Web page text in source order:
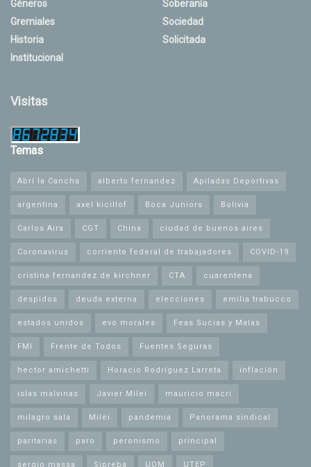
Géneros
Gremiales
Historia
Institucional
Soberanía
Sociedad
Solicitada
Visitas
Temas
Abrí la Cancha alberto fernandez Apiladas Deportivas
argentina axel kicillof Boca Juniors Bolivia
Carlos Aira CGT China ciudad de buenos aires
Coronavirus corriente federal de trabajadores COVID-19
cristina fernandez de kirchner CTA cuarentena
despidos deuda externa elecciones emilia trabucco
estados unidos evo morales Feas Sucias y Malas
FMI Frente de Todos Fuentes Seguras
hector amichetti Horacio Rodríguez Larreta inflación
islas malvinas Javier Milei mauricio macri
milagro sala Milei pandemia Panorama sindical
paritarias paro peronismo principal
sergio massa Sipreba UOM UTEP